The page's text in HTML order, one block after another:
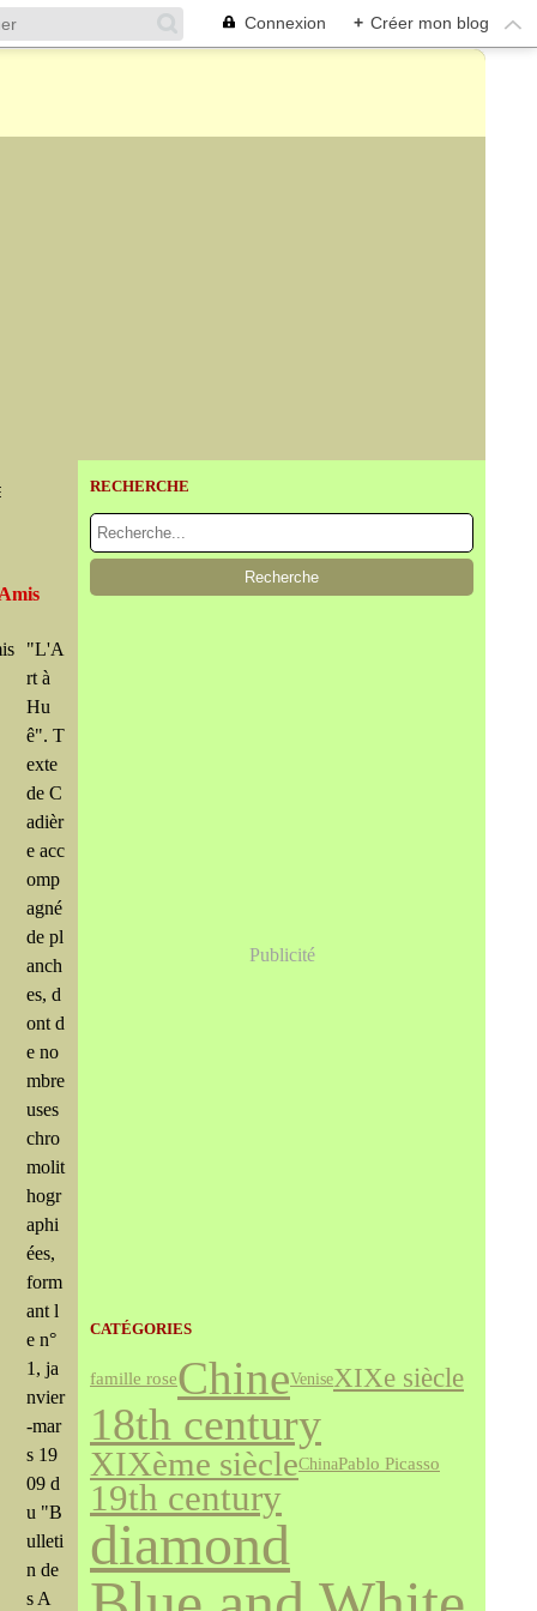
Connexion + Créer mon blog
"L'A
rt à
Hu
ê". T
exte
de C
adièr
e acc
omp
agné
de pl
anch
es, d
ont d
e no
mbre
uses
chro
molit
hogr
aphi
ées,
form
ant l
e n°
1, ja
nvier
-mar
s 19
09 d
u "B
ulleti
n de
s A
RECHERCHE
Publicité
CATÉGORIES
famille roseChineVeniseXIXe siècle
18th century
XIXème siècleChinaPablo Picasso
19th century
diamond